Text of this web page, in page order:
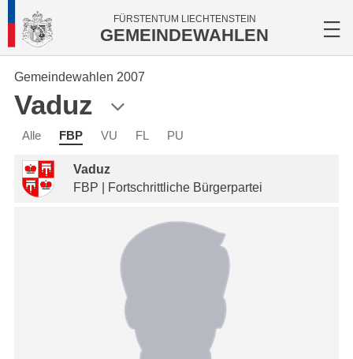
FÜRSTENTUM LIECHTENSTEIN
GEMEINDEWAHLEN
Gemeindewahlen 2007
Vaduz
Alle FBP VU FL PU
Vaduz
FBP | Fortschrittliche Bürgerpartei